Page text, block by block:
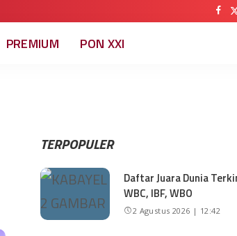
PREMIUM PON XXI
TERPOPULER
Daftar Juara Dunia
WBC, IBF, WBO
2 Agustus 2026 | 12:42